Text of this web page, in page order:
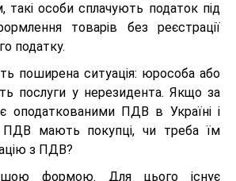
такі особи сплачують податок під
товарів без реєстрації
податку.
поширена ситуація: юрособа або
послуги у нерезидента. Якщо за
оподаткованими ПДВ в Україні і
ПДВ мають покупці, чи треба їм
з ПДВ?
формою. Для цього існує